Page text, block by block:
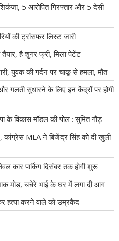
5 आरोपित गिरफ्तार और 5 देसी
की ट्रांसफर लिस्ट जारी
तैयार, है शुगर फ्री, मिला पेटेंट
युवक की गर्दन पर चाकू से हमला, मौत
गलती सुधारने के लिए इन केंद्रों पर होगी
के विकास मॉडल की पोल : सुमित गौड़
कांग्रेस MLA ने बिजेंद्र सिंह को दी खुली
कार पार्किंग दिसंबर तक होगी शुरू
मोड़, चचेरे भाई के घर में लगा दी आग
हत्या करने वाले को उम्रकैद